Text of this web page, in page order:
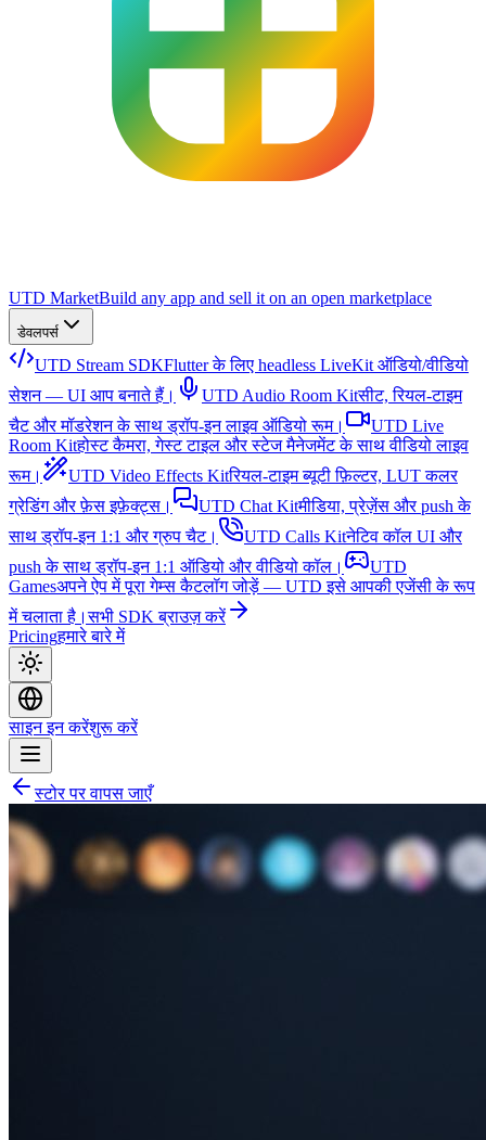
UTD MarketBuild any app and sell it on an open marketplace
डेवलपर्स
UTD Stream SDKFlutter के लिए headless LiveKit ऑडियो/वीडियो
सेशन — UI आप बनाते हैं।
UTD Audio Room Kitसीट, रियल-टाइम
चैट और मॉडरेशन के साथ ड्रॉप-इन लाइव ऑडियो रूम।
UTD Live
Room Kitहोस्ट कैमरा, गेस्ट टाइल और स्टेज मैनेजमेंट के साथ वीडियो लाइव
रूम।
UTD Video Effects Kitरियल-टाइम ब्यूटी फ़िल्टर, LUT कलर
ग्रेडिंग और फ़ेस इफ़ेक्ट्स।
UTD Chat Kitमीडिया, प्रेज़ेंस और push के
साथ ड्रॉप-इन 1:1 और ग्रुप चैट।
UTD Calls Kitनेटिव कॉल UI और
push के साथ ड्रॉप-इन 1:1 ऑडियो और वीडियो कॉल।
UTD
Gamesअपने ऐप में पूरा गेम्स कैटलॉग जोड़ें — UTD इसे आपकी एजेंसी के रूप
में चलाता है।सभी SDK ब्राउज़ करें
Pricingहमारे बारे में
साइन इन करेंशुरू करें
स्टोर पर वापस जाएँ